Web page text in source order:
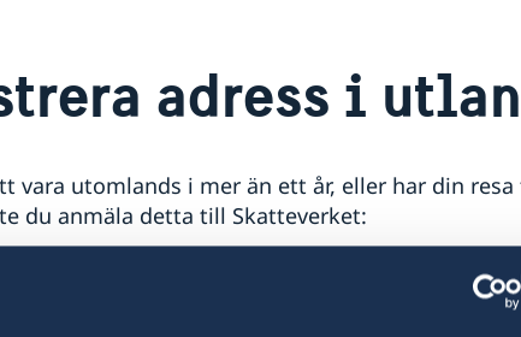
adress i
vara utomlands i mer än ett år, eller har din
du anmäla detta till Skatteverket: